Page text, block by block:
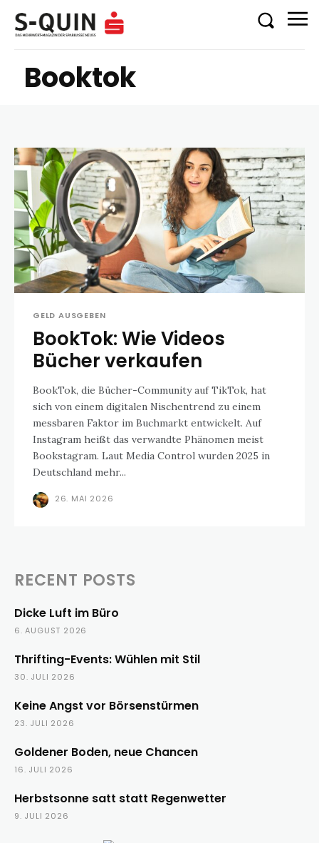
Booktok
GELD AUSGEBEN
BookTok: Wie Videos
Bücher verkaufen
BookTok, die Bücher-Community auf TikTok, hat
sich von einem digitalen Nischentrend zu einem
messbaren Faktor im Buchmarkt entwickelt. Auf
Instagram heißt das verwandte Phänomen meist
Bookstagram. Laut Media Control wurden 2025 in
Deutschland mehr...
26. MAI 2026
RECENT POSTS
Dicke Luft im Büro
6. AUGUST 2026
Thrifting-Events: Wühlen mit Stil
30. JULI 2026
Keine Angst vor Börsenstürmen
23. JULI 2026
Goldener Boden, neue Chancen
16. JULI 2026
Herbstsonne satt statt Regenwetter
9. JULI 2026